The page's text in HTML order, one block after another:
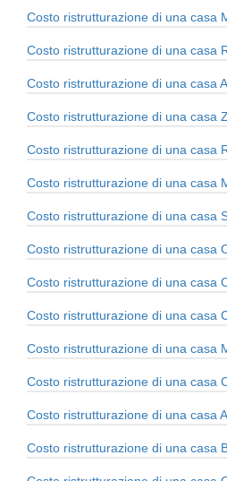
Costo ristrutturazione di una casa
Costo ristrutturazione di una casa
Costo ristrutturazione di una casa
Costo ristrutturazione di una casa
Costo ristrutturazione di una casa
Costo ristrutturazione di una casa
Costo ristrutturazione di una casa
Costo ristrutturazione di una casa
Costo ristrutturazione di una casa
Costo ristrutturazione di una casa
Costo ristrutturazione di una casa
Costo ristrutturazione di una casa
Costo ristrutturazione di una casa
Costo ristrutturazione di una casa